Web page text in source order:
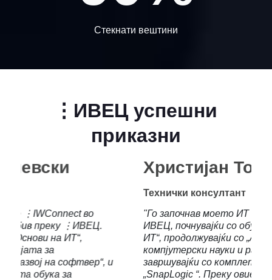
Стекнати вештини
⋮ИВЕЦ успешни
приказни
Христијан Торков
Технички консултант
"Го започнав моето ИТ образование со
ИВЕЦ, почнувајќи со обуката „Основи на
ИТ“, продолжувајќи со „Академија за
компјутерски науки и развиј на софтвер“ и
завршувајќи со комплетната обука
„SnapLogic “. Преку овие обуки ја добив